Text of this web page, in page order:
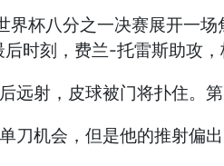
杯八分之一决赛展开一
时刻，费兰-托雷斯助攻
远射，皮球被门将扑住。
刀机会，但是他的推射偏